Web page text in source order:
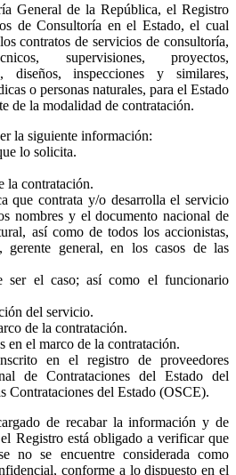
General de la República, el Registro
de Consultoría en el Estado, el cual
contratos de servicios de consultoría,
supervisiones, proyectos,
diseños, inspecciones y similares,
o personas naturales, para el Estado
de la modalidad de contratación.
la siguiente información:
lo solicita.
la contratación.
que contrata y/o desarrolla el servicio
nombres y el documento nacional de
así como de todos los accionistas,
gerente general, en los casos de las
ser el caso; así como el funcionario
del servicio.
de la contratación.
en el marco de la contratación.
en el registro de proveedores
de Contrataciones del Estado del
Contrataciones del Estado (OSCE).
de recabar la información y de
Registro está obligado a verificar que
no se encuentre considerada como
conforme a lo dispuesto en el